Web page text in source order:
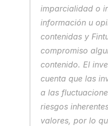
imparcialidad o
información u
contenidas y
compromiso
contenido. El
cuenta que las
a las
riesgos
valores, por lo